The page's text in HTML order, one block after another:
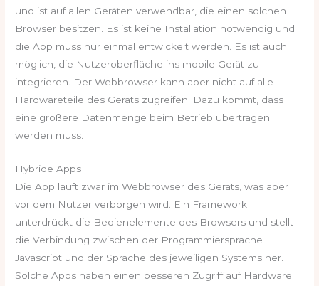
und ist auf allen Geräten verwendbar, die einen solchen
Browser besitzen. Es ist keine Installation notwendig und
die App muss nur einmal entwickelt werden. Es ist auch
möglich, die Nutzeroberfläche ins mobile Gerät zu
integrieren. Der Webbrowser kann aber nicht auf alle
Hardwareteile des Geräts zugreifen. Dazu kommt, dass
eine größere Datenmenge beim Betrieb übertragen
werden muss.
Hybride Apps
Die App läuft zwar im Webbrowser des Geräts, was aber
vor dem Nutzer verborgen wird. Ein Framework
unterdrückt die Bedienelemente des Browsers und stellt
die Verbindung zwischen der Programmiersprache
Javascript und der Sprache des jeweiligen Systems her.
Solche Apps haben einen besseren Zugriff auf Hardware